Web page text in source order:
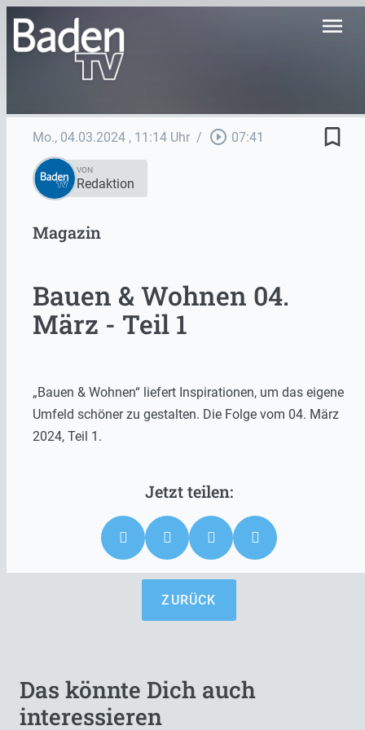
menu
Mo., 04.03.2024 , 11:14 Uhr / play_circle_outline 07:41 bookmark_border
VON
Redaktion
Magazin
Bauen & Wohnen 04.
März - Teil 1
„Bauen & Wohnen“ liefert Inspirationen, um das eigene
Umfeld schöner zu gestalten. Die Folge vom 04. März
2024, Teil 1.
ZURÜCK
Das könnte Dich auch
interessieren